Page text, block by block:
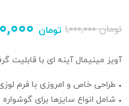
۱,۰۰۰,۰۰۰تومان تومان
آویز مینیمال آینه ای با قابلیت
• طراحی خاص و امروزی با فرم
• شامل انواع سایزها برای گوشواره